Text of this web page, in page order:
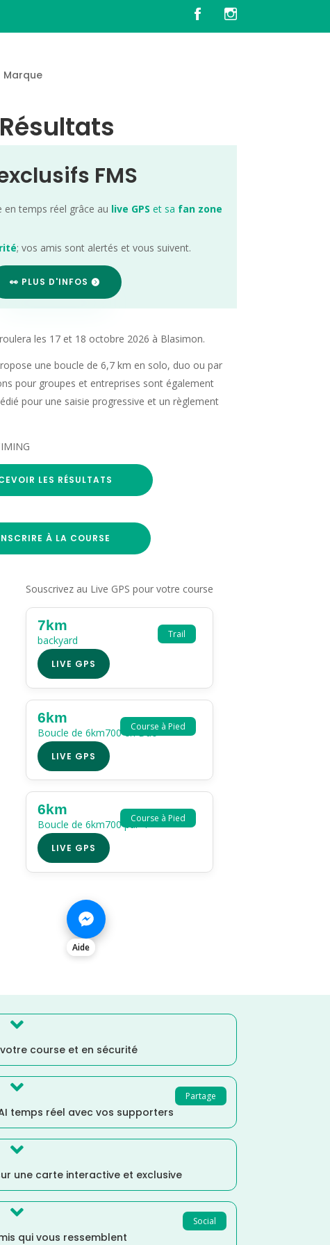
Marque
FMS
temps réel grâce au live GPS et sa fan zone
; vos amis sont alertés et vous suivent.
👀 PLUS D'INFOS
les 17 et 18 octobre 2026 à Blasimon.
une boucle de 6,7 km en solo, duo ou par
pour groupes et entreprises sont également
pour une saisie progressive et un règlement
LES RÉSULTATS
À LA COURSE
Souscrivez au Live GPS pour votre course
Trail
7km
backyard
LIVE GPS
Course à Pied
6km
Boucle de 6km700 en Duo
LIVE GPS
Course à Pied
6km
Boucle de 6km700 par 4
LIVE GPS
Aide

course et en sécurité
Partage

temps réel avec vos supporters

une carte interactive et exclusive
Social

qui vous ressemblent